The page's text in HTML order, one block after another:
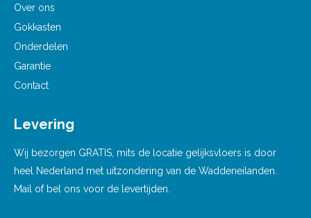
Over ons
Gokkasten
Onderdelen
Garantie
Contact
Levering
Wij bezorgen GRATIS, mits de locatie gelijksvloers is door
heel Nederland met uitzondering van de Waddeneilanden.
Mail of bel ons voor de levertijden.